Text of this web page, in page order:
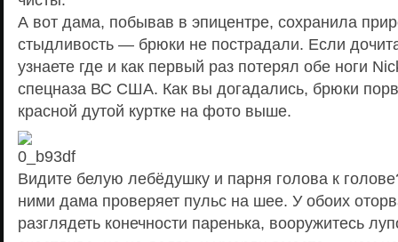
А вот дама, побывав в эпицентре, сохранила
стыдливость — брюки не пострадали. Если
узнаете где и как первый раз потерял обе ноги
спецназа ВС США. Как вы догадались, брюки
красной дутой куртке на фото выше.
Видите белую лебёдушку и парня голова к
ними дама проверяет пульс на шее. У обоих
разглядеть конечности паренька, вооружитесь